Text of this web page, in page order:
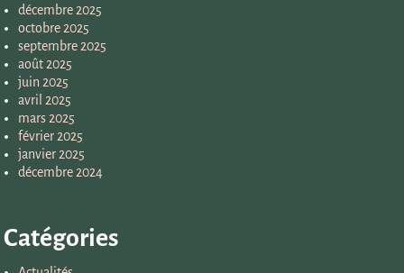
décembre 2025
octobre 2025
septembre 2025
août 2025
juin 2025
avril 2025
mars 2025
février 2025
janvier 2025
décembre 2024
Catégories